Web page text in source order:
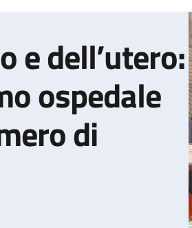
e dell’utero:
ospedale
di